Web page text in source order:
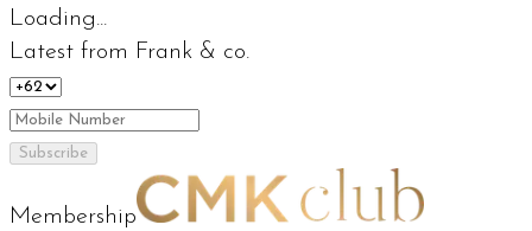
Loading...
Latest from Frank & co.
Subscribe
Membership